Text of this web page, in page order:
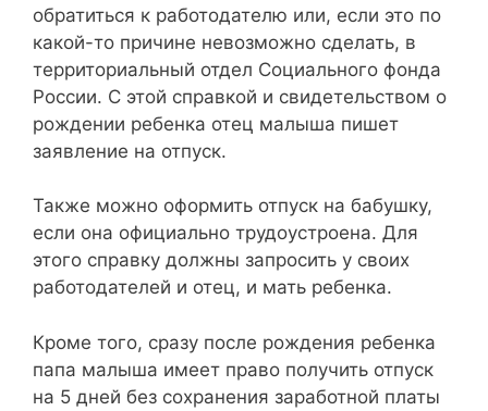
обратиться к работодателю или, если это по
какой-то причине невозможно сделать, в
территориальный отдел Социального фонда
России. С этой справкой и свидетельством о
рождении ребенка отец малыша пишет
заявление на отпуск.
Также можно оформить отпуск на бабушку,
если она официально трудоустроена. Для
этого справку должны запросить у своих
работодателей и отец, и мать ребенка.
Кроме того, сразу после рождения ребенка
папа малыша имеет право получить отпуск
на 5 дней без сохранения заработной платы